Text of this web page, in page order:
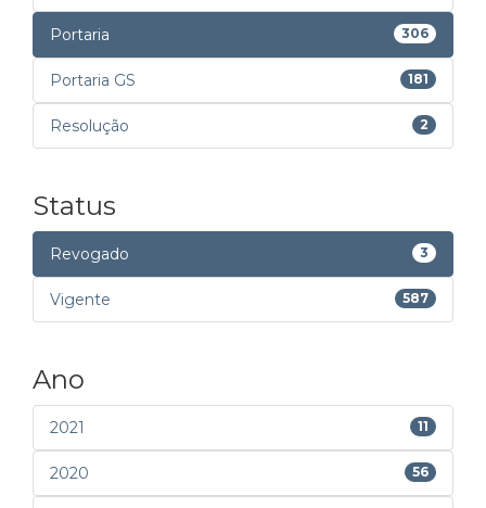
Portaria 306
Portaria GS 181
Resolução 2
Status
Revogado 3
Vigente 587
Ano
2021 11
2020 56